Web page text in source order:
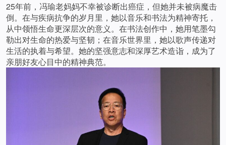
25年前，冯瑜老妈妈不幸被诊断出癌症，但她并未被病魔击
倒。在与疾病抗争的岁月里，她以音乐和书法为精神寄托，
从中领悟生命更深层次的意义。在书法创作中，她用笔墨勾
勒出对生命的热爱与坚韧；在音乐世界里，她以歌声传递对
生活的执着与希望。她的坚强意志和深厚艺术造诣，成为了
亲朋好友心目中的精神典范。